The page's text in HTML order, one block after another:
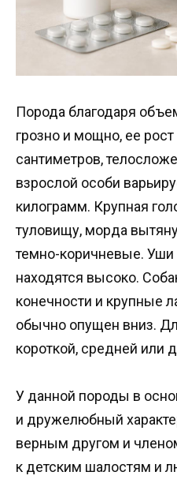
Порода благодаря
грозно и мощно, ее
сантиметров,
взрослой особи
килограмм. Крупная
туловищу, морда
темно-коричневые. Уши
находятся высоко.
конечности и крупные
обычно опущен вниз.
короткой, средней или
У данной породы в
и дружелюбный
верным другом и
к детским шалостям и